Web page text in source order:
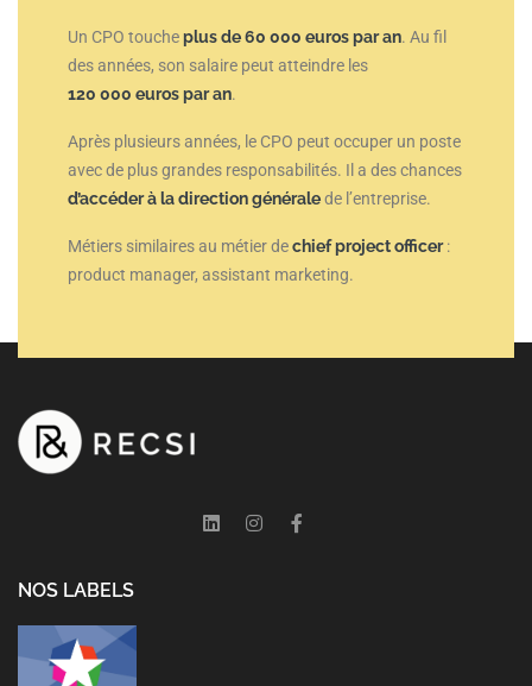
Un CPO toucheplus de 60 000 euros par an. Au fil
des années, son salaire peut atteindre les
120 000 euros par an.
Après plusieurs années, le CPO peut occuper un poste
avec de plus grandes responsabilités. Il a des chances
d’accéder à la direction généralede l’entreprise.
Métiers similaires au métier dechief project officer:
product manager, assistant marketing.
NOS LABELS